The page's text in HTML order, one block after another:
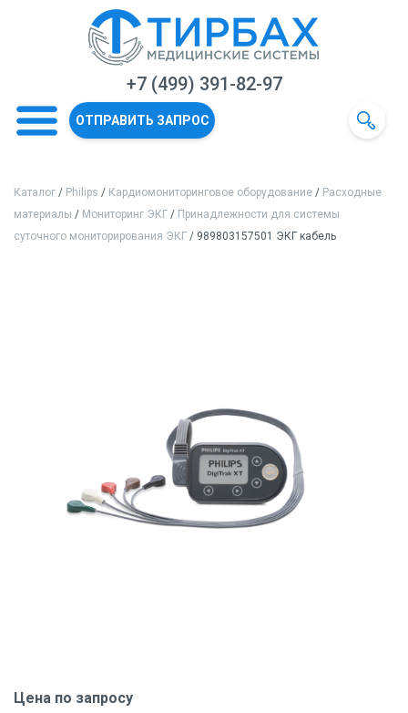
+7 (499) 391-82-97
ОТПРАВИТЬ ЗАПРОС
Каталог / Philips / Кардиомониторинговое оборудование / Расходные
материалы / Мониторинг ЭКГ / Принадлежности для системы
суточного мониторирования ЭКГ / 989803157501 ЭКГ кабель
Цена по запросу